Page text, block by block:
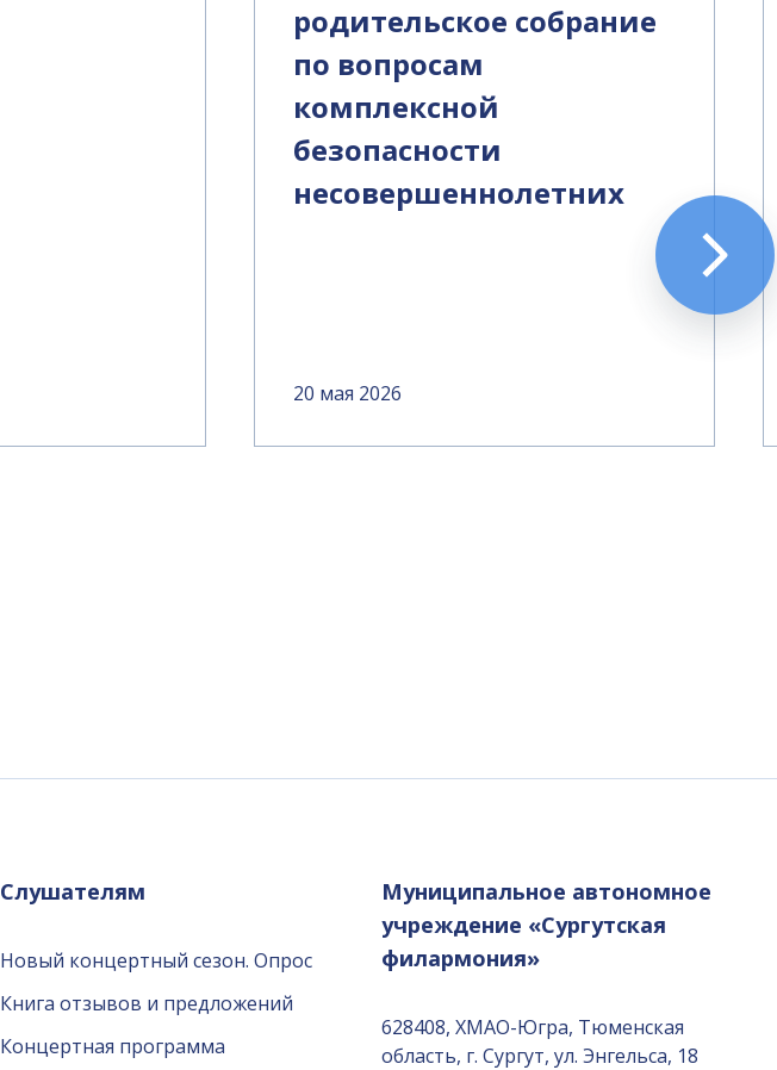
родительское собрание
по вопросам
комплексной
безопасности
несовершеннолетних
20 мая 2026
Слушателям
Новый концертный сезон. Опрос
Книга отзывов и предложений
Концертная программа
Муниципальное автономное
учреждение «Сургутская
филармония»
628408, ХМАО-Югра, Тюменская
область, г. Сургут, ул. Энгельса, 18